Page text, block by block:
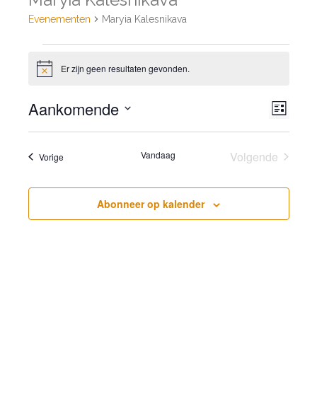
Evenementen Maryia Kalesnikava
BerichtEr zijn geen resultaten gevonden.
Lijst
Aankomende
Selecteer
VorigeEvenementen Vandaag
Volgende
Abonneer op kalender